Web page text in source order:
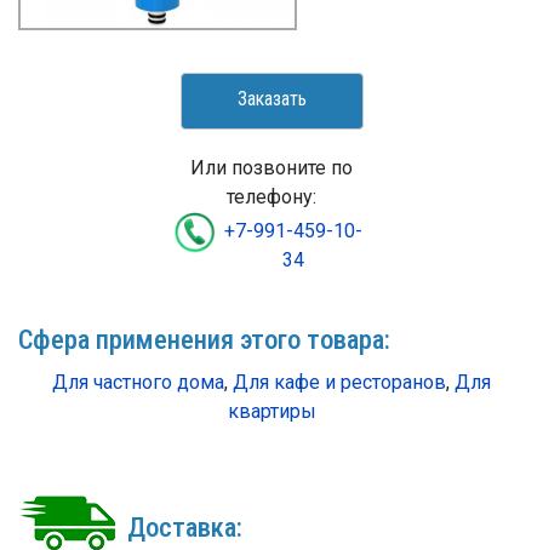
Заказать
Или позвоните по
телефону:
+7-991-459-10-
34
Сфера применения этого товара:
Для частного дома, Для кафе и ресторанов, Для
квартиры
Доставка: